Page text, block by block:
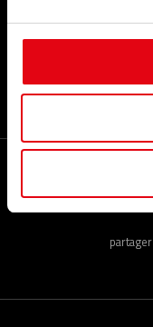
partager